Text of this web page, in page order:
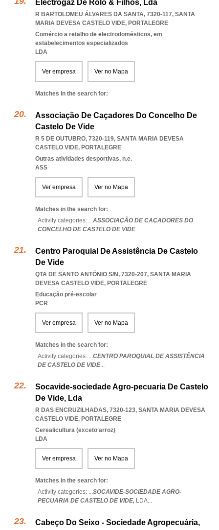
Electrogáz De Rolo & Filhos, Lda
R BARTOLOMEU ÁLVARES DA SANTA, 7320-117, SANTA
MARIA DEVESA CASTELO VIDE, PORTALEGRE
Comércio a retalho de electrodomésticos, em
estabelecimentos especializados
LDA
Ver empresa Ver no Mapa
Matches in the search for:
Associação De Caçadores Do Concelho De
Castelo De Vide
R 5 DE OUTUBRO, 7320-119, SANTA MARIA DEVESA
CASTELO VIDE, PORTALEGRE
Outras atividades desportivas, n.e.
ASS
Ver empresa Ver no Mapa
Matches in the search for:
Activity categories: ...ASSOCIAÇÃO DE CAÇADORES DO
CONCELHO DE CASTELO DE VIDE...
Centro Paroquial De Assistência De Castelo
De Vide
QTA DE SANTO ANTÓNIO S/N, 7320-207, SANTA MARIA
DEVESA CASTELO VIDE, PORTALEGRE
Educação pré-escolar
PCR
Ver empresa Ver no Mapa
Matches in the search for:
Activity categories: ...CENTRO PAROQUIAL DE ASSISTÊNCIA
DE CASTELO DE VIDE...
Socavide-sociedade Agro-pecuaria De Castelo
De Vide, Lda
R DAS ENCRUZILHADAS, 7320-123, SANTA MARIA DEVESA
CASTELO VIDE, PORTALEGRE
Cerealicultura (exceto arroz)
LDA
Ver empresa Ver no Mapa
Matches in the search for:
Activity categories: ...SOCAVIDE-SOCIEDADE AGRO-
PECUARIA DE CASTELO DE VIDE, LDA...
Cabeço Do Seixo - Sociedade Agropecuária,